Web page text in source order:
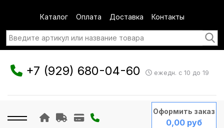
Каталог Оплата Доставка Контакты
+7 (929) 680-04-60 ежедн. с 10 до 19
Оформить заказ
0,00 руб